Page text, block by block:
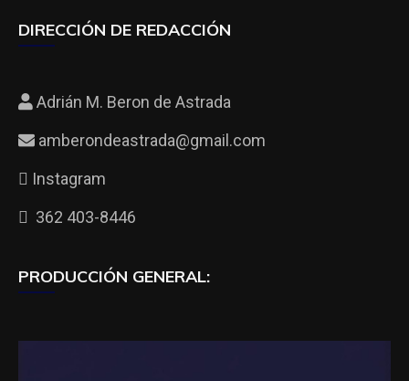
DIRECCIÓN DE REDACCIÓN
Adrián M. Beron de Astrada
amberondeastrada@gmail.com
Instagram
362 403-8446
PRODUCCIÓN GENERAL: